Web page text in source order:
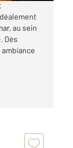
au sein
Dès